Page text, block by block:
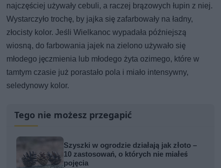
najczęściej używały cebuli, a raczej brązowych łupin z niej.
Wystarczyło trochę, by jajka się zafarbowały na ładny,
złocisty kolor. Jeśli Wielkanoc wypadała późniejszą
wiosną, do farbowania jajek na zielono używało się
młodego jęczmienia lub młodego żyta ozimego, które w
tamtym czasie już porastało pola i miało intensywny,
seledynowy kolor.
Tego nie możesz przegapić
Szyszki w ogrodzie działają jak złoto –
10 zastosowań, o których nie miałeś
pojęcia